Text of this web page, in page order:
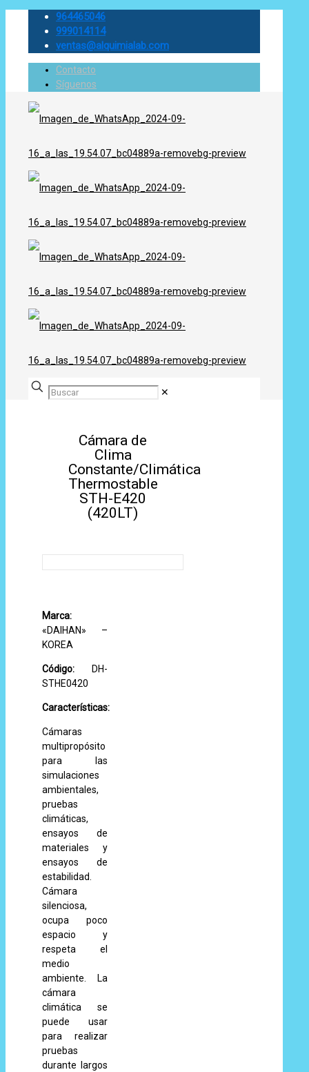
964465046
999014114
ventas@alquimialab.com
Contacto
Síguenos
✕
Cámara de
Clima
Constante/Climática
Thermostable
STH-E420
(420LT)
Marca:
«DAIHAN» –
KOREA
Código: DH-
STHE0420
Características:
Cámaras
multipropósito
para las
simulaciones
ambientales,
pruebas
climáticas,
ensayos de
materiales y
ensayos de
estabilidad.
Cámara
silenciosa,
ocupa poco
espacio y
respeta el
medio
ambiente. La
cámara
climática se
puede usar
para realizar
pruebas
durante largos